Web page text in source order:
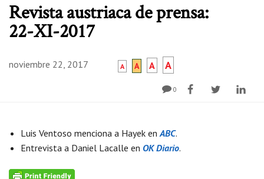
Revista austriaca de prensa:
22-XI-2017
noviembre 22, 2017 A A A A
0
Luis Ventoso menciona a Hayek enABC.
Entrevista a Daniel Lacalle en OK Diario.